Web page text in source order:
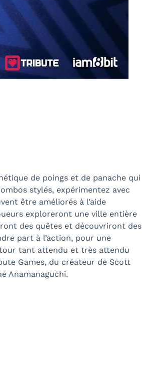
de poings et de panache qui
stylés, expérimentez avec
être améliorés à l’aide
exploreront une ville entière
des quêtes et découvriront des
part à l’action, pour une
tant attendu et très attendu
Games, du créateur de Scott
Anamanaguchi.